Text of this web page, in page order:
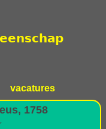
vacatures
1758